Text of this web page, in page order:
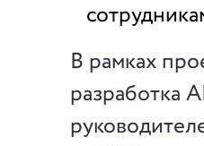
В рамках
разработка